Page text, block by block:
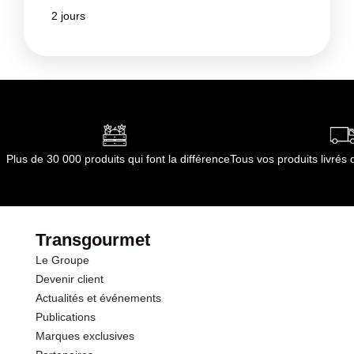
2 jours
Plus de 30 000 produits qui font la différenceTous vos produits livrés
Transgourmet
Le Groupe
Devenir client
Actualités et événements
Publications
Marques exclusives